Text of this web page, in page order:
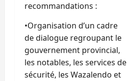
recommandations :
•Organisation d’un cadre
de dialogue regroupant le
gouvernement provincial,
les notables, les services de
sécurité, les Wazalendo et